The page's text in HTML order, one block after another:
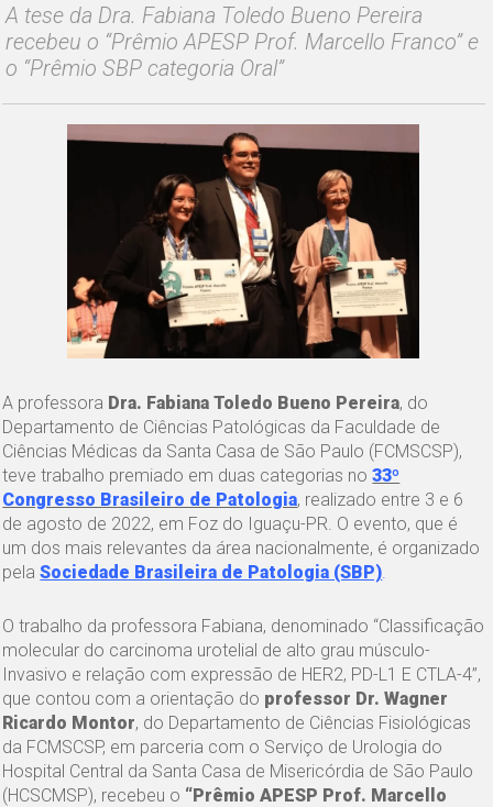
A tese da Dra. Fabiana Toledo Bueno Pereira
recebeu o “Prêmio APESP Prof. Marcello Franco” e
o “Prêmio SBP categoria Oral”
A professora Dra. Fabiana Toledo Bueno Pereira, do
Departamento de Ciências Patológicas da Faculdade de
Ciências Médicas da Santa Casa de São Paulo (FCMSCSP),
teve trabalho premiado em duas categorias no33º
Congresso Brasileiro de Patologia, realizado entre 3 e 6
de agosto de 2022, em Foz do Iguaçu-PR. O evento, que é
um dos mais relevantes da área nacionalmente, é organizado
pelaSociedade Brasileira de Patologia (SBP)
O trabalho da professora Fabiana, denominado “Classificação
molecular do carcinoma urotelial de alto grau músculo-
Invasivo e relação com expressão de HER2, PD-L1 E CTLA-4”,
que contou com a orientação do professor Dr. Wagner
Ricardo Montor, do Departamento de Ciências Fisiológicas
da FCMSCSP, em parceria com o Serviço de Urologia do
Hospital Central da Santa Casa de Misericórdia de São Paulo
(HCSCMSP), recebeu o “Prêmio APESP Prof. Marcello